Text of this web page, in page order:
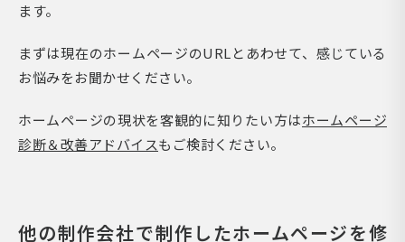
ます。
まずは現在のホームページのURLとあわせて、感じている
お悩みをお聞かせください。
ホームページの現状を客観的に知りたい方はホームページ
診断＆改善アドバイスもご検討ください。
他の制作会社で制作したホームページを修